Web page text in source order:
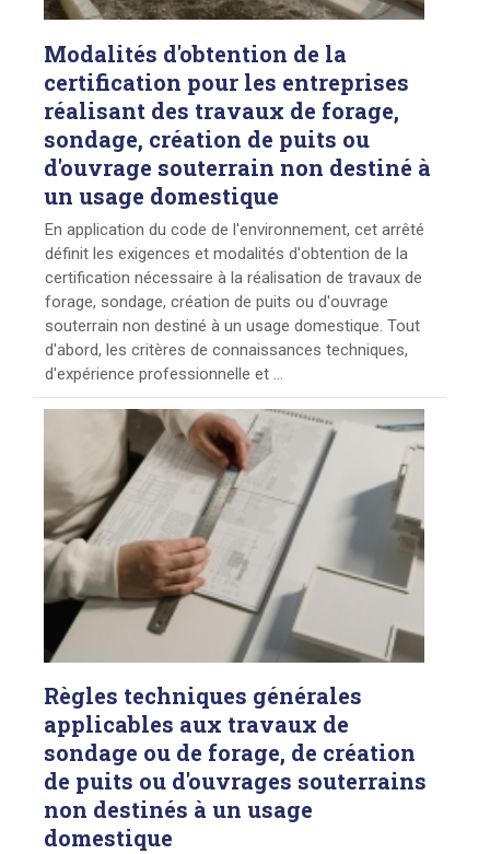
Modalités d'obtention de la
certification pour les entreprises
réalisant des travaux de forage,
sondage, création de puits ou
d'ouvrage souterrain non destiné à
un usage domestique
En application du code de l'environnement, cet arrêté
définit les exigences et modalités d'obtention de la
certification nécessaire à la réalisation de travaux de
forage, sondage, création de puits ou d'ouvrage
souterrain non destiné à un usage domestique. Tout
d'abord, les critères de connaissances techniques,
d'expérience professionnelle et ...
Règles techniques générales
applicables aux travaux de
sondage ou de forage, de création
de puits ou d'ouvrages souterrains
non destinés à un usage
domestique